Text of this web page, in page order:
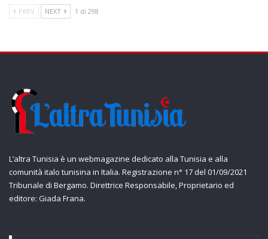
PREV NEXT 1 di 298
L’altra Tunisia è un webmagazine dedicato alla Tunisia e alla
comunità italo tunisina in Italia. Registrazione n° 17 del 01/09/2021
Tribunale di Bergamo. Direttrice Responsabile, Proprietario ed
editore: Giada Frana.